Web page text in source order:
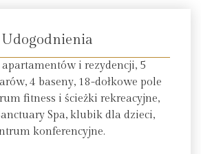
Udogodnienia
i rezydencji, 5
4 baseny, 18-dołkowe pole
fitness i ścieżki rekreacyjne,
Spa, klubik dla dzieci,
konferencyjne.